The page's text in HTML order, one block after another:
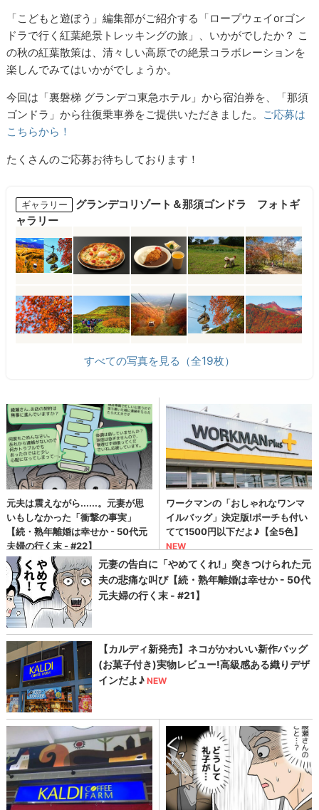
「こどもと遊ぼう」編集部がご紹介する「ロープウェイorゴン
ドラで行く紅葉絶景トレッキングの旅」、いかがでしたか？ こ
の秋の紅葉散策は、清々しい高原での絶景コラボレーションを
楽しんでみてはいかがでしょうか。
今回は「裏磐梯 グランデコ東急ホテル」から宿泊券を、「那須
ゴンドラ」から往復乗車券をご提供いただきました。
ご応募は
こちらから！
たくさんのご応募お待ちしております！
ギャラリー
グランデコリゾート＆那須ゴンドラ フォトギ
ャラリー
すべての写真を見る（全19枚）